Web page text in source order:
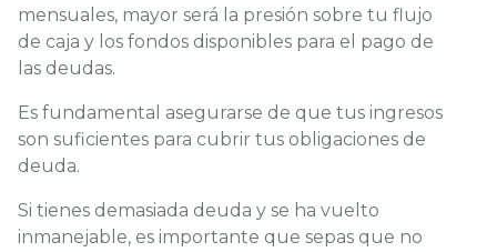
mensuales, mayor será la presión sobre tu flujo
de caja y los fondos disponibles para el pago de
las deudas.
Es fundamental asegurarse de que tus ingresos
son suficientes para cubrir tus obligaciones de
deuda.
Si tienes demasiada deuda y se ha vuelto
inmanejable, es importante que sepas que no